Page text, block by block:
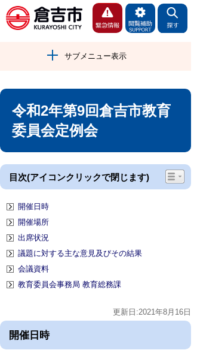
サブメニュー表示
令和2年第9回倉吉市教育
委員会定例会
目次(アイコンクリックで閉じます)
開催日時
開催場所
出席状況
議題に対する主な意見及びその結果
会議資料
教育委員会事務局 教育総務課
更新日:2021年8月16日
開催日時